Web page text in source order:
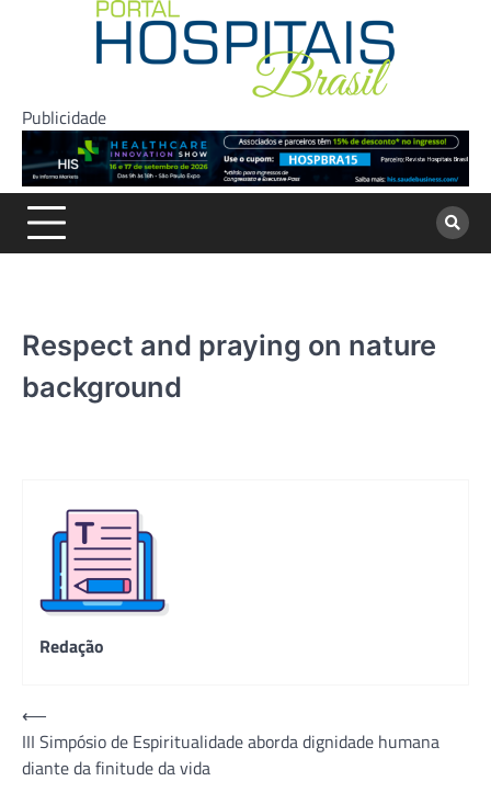
Publicidade
Respect and praying on nature
background
Redação
Navegação
de
Post
⟵
III Simpósio de Espiritualidade aborda dignidade humana
diante da finitude da vida